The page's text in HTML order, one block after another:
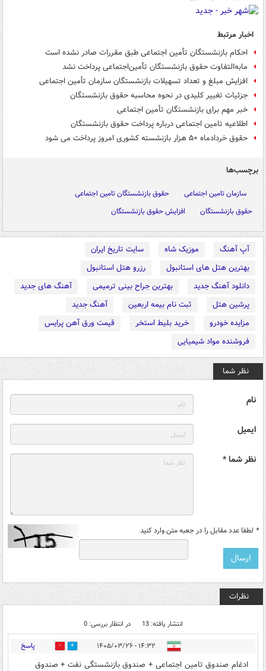
اخبار مرتبط
احکام بازنشستگان تأمین اجتماعی طبق مقررات صادر نشده است
مابه‌التفاوت حقوق بازنشستگان تأمین‌اجتماعی پرداخت نشد
افزایش مبلغ و تعداد تسهیلات بازنشستگان سازمان تأمین اجتماعی
جزئیات تغییر کلیدی در نحوه محاسبه حقوق بازنشستگان
خبر مهم برای بازنشستگان تأمین اجتماعی
اطلاعیه تامین اجتماعی درباره پرداخت حقوق بازنشستگان
حقوق خردادماه ۵۰ هزار بازنشسته کشوری امروز پرداخت می شود
برچسب‌ها
سازمان تامین اجتماعی
حقوق بازنشستگان تامین اجتماعی
حقوق بازنشستگان
افزایش حقوق بازنشستگان
آپ آهنگ موزیک شاه
سایت تاریخ ایران
بهترین هتل های استانبول
رزرو هتل استانبول
دانلود آهنگ جدید
بهترین جراح بینی ترمیمی
آهنگ های جدید
پرشین هتل
ثبت نام بیمه اربعین
آهنگ جدید
مزایده خودرو
خرید بلیط استخر
قیمت ورق آهن پرایس
فروشنده مواد شیمیایی
نظر شما
نام
ایمیل
نظر شما *
* لطفا عدد مقابل را در جعبه متن وارد کنید
نظرات
انتشار یافته: 13 در انتظار بررسی: 0
۱۴:۳۲ - ۱۴۰۵/۰۳/۲۶ 1 پاسخ
ادغام صندوق تامین اجتماعی + صندوق بازنشستگی نفت + صندوق